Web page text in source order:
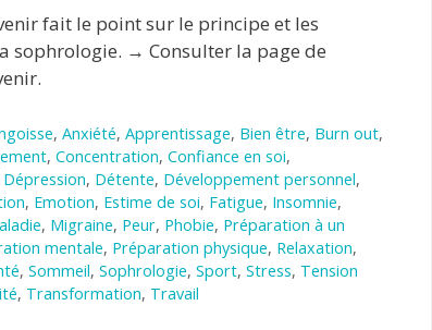
fait le point sur le principe et les
sophrologie. → Consulter la page de
, Anxiété, Apprentissage, Bien être, Burn out,
, Concentration, Confiance en soi,
Dépression, Détente, Développement personnel,
, Emotion, Estime de soi, Fatigue, Insomnie,
, Migraine, Peur, Phobie, Préparation à un
mentale, Préparation physique, Relaxation,
, Sommeil, Sophrologie, Sport, Stress, Tension
, Transformation, Travail